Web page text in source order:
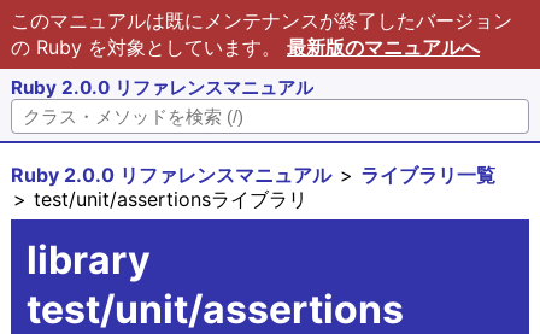
このマニュアルは既にメンテナンスが終了したバージョン
の Ruby を対象としています。 最新版のマニュアルへ
Ruby 2.0.0 リファレンスマニュアル
Ruby 2.0.0 リファレンスマニュアル
ライブラリ一覧
test/unit/assertionsライブラリ
library
test/unit/assertions